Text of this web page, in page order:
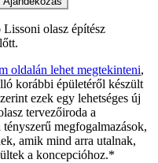
olasz építész
oldalán lehet megtekinteni,
korábbi épületéről készült
ezek egy lehetséges új
tervezőiroda a
megfogalmazások,
amik mind arra utalnak,
a koncepcióhoz.*